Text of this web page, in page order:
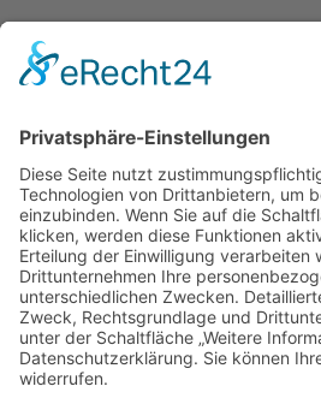
Vertrag widerrufen
Impressum
Datenschutz
Barrierefrei
AGB
Cookie-Einstellungen